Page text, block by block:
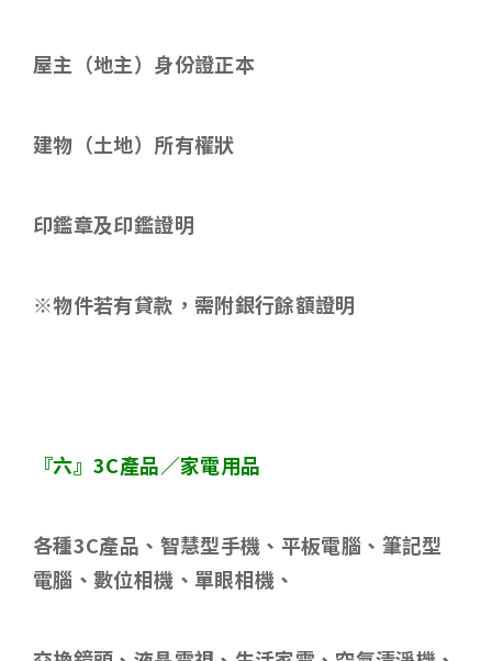
屋主（地主）身份證正本
建物（土地）所有權狀
印鑑章及印鑑證明
※物件若有貸款，需附銀行餘額證明
『六』3C產品／家電用品
各種3C產品、智慧型手機、平板電腦、筆記型
電腦、數位相機、單眼相機、